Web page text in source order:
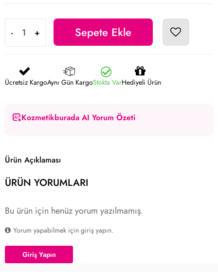
- + Sepete Ekle
Ücretsiz KargoAynı Gün KargoStokta VarHediyeli Ürün
Kozmetikburada AI Yorum Özeti
Ürün Açıklaması
ÜRÜN YORUMLARI
Bu ürün için henüz yorum yazılmamış.
Yorum yapabilmek için giriş yapın.
Giriş Yapın